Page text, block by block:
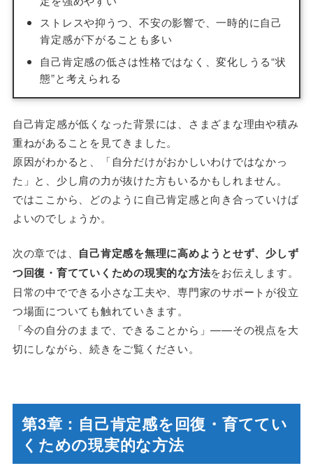
ストレスや抑うつ、不安の影響で、一時的に自己
肯定感が下がることも多い
自己肯定感の低さは性格ではなく、変化しうる“状
態”と考えられる
自己肯定感が低くなった背景には、さまざまな理由や積み
重ねがあることを見てきました。
原因がわかると、「自分だけがおかしいわけではなかっ
た」と、少し肩の力が抜けた方もいるかもしれません。
ではここから、どのように自己肯定感と向き合っていけば
よいのでしょうか。
次の章では、 自己肯定感を無理に高めようとせず、少しず
つ回復・育てていくための現実的な方法をお伝えします。
日常の中でできる小さな工夫や、専門家のサポートが役立
つ場面についても触れていきます。
「今の自分のままで、できることから」——その視点を大
切にしながら、続きをご覧ください。
第3章：自己肯定感を回復・育ててい
くための現実的な方法